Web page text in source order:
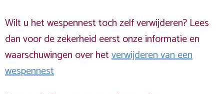
Wilt u het wespennest toch zelf verwijderen? Lees
dan voor de zekerheid eerst onze informatie en
waarschuwingen over hetverwijderen van een
wespennest